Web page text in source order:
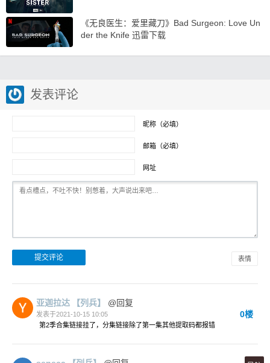
《无良医生：爱里藏刀》Bad Surgeon: Love Un
der the Knife 迅雷下载
发表评论
昵称（必填）
邮箱（必填）
网址
表情
亚迦拉达 【列兵】 @回复
发表于2021-10-15 10:05 0楼
第2季合集链接挂了，分集链接除了第一集其他提取码都报错